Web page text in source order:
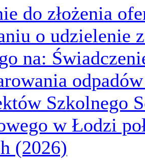
do złożenia
o udzielenie
na:
Szkolnego
w Łodzi
(2026)